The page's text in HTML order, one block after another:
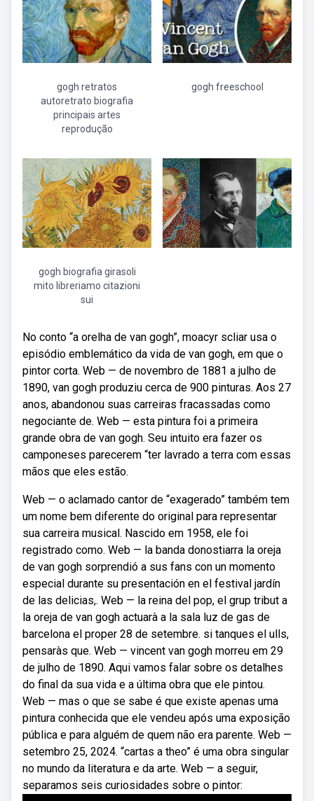
gogh retratos
autoretrato biografia
principais artes
reprodução
gogh freeschool
gogh biografia girasoli
mito libreriamo citazioni
sui
No conto “a orelha de van gogh”, moacyr scliar usa o
episódio emblemático da vida de van gogh, em que o
pintor corta. Web — de novembro de 1881 a julho de
1890, van gogh produziu cerca de 900 pinturas. Aos 27
anos, abandonou suas carreiras fracassadas como
negociante de. Web — esta pintura foi a primeira
grande obra de van gogh. Seu intuito era fazer os
camponeses parecerem “ter lavrado a terra com essas
mãos que eles estão.
Web — o aclamado cantor de “exagerado” também tem
um nome bem diferente do original para representar
sua carreira musical. Nascido em 1958, ele foi
registrado como. Web — la banda donostiarra la oreja
de van gogh sorprendió a sus fans con un momento
especial durante su presentación en el festival jardín
de las delicias,. Web — la reina del pop, el grup tribut a
la oreja de van gogh actuarà a la sala luz de gas de
barcelona el proper 28 de setembre. si tanques el ulls,
pensaràs que. Web — vincent van gogh morreu em 29
de julho de 1890. Aqui vamos falar sobre os detalhes
do final da sua vida e a última obra que ele pintou.
Web — mas o que se sabe é que existe apenas uma
pintura conhecida que ele vendeu após uma exposição
pública e para alguém de quem não era parente. Web —
setembro 25, 2024. “cartas a theo” é uma obra singular
no mundo da literatura e da arte. Web — a seguir,
separamos seis curiosidades sobre o pintor: